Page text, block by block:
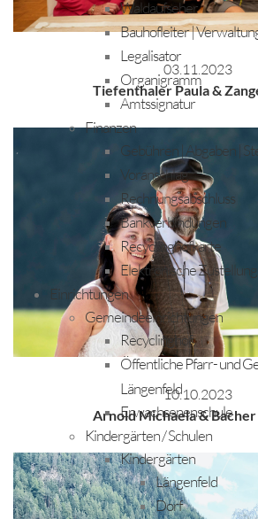
Waldaufseher
Bauhofleiter |
Legalisator
Organigramm
Amtssignatur
Finanzen
Gebühren | Abgaben |
Voranschlag
Rechnungsabschluss
Bankverbindungen
Recyclinghofkarte
Elektronische Zustellung
Einrichtungen
Gemeindeeinrichtungen
Recyclinghof
Öffentliche Pfarr- und
Längenfeld
Erwachsenenschule
Kindergärten / Schulen
Kindergärten
Längenfeld
Dorf
03.11.2023
Tiefenthaler Paula &
10.10.2023
Arnold Michaela &